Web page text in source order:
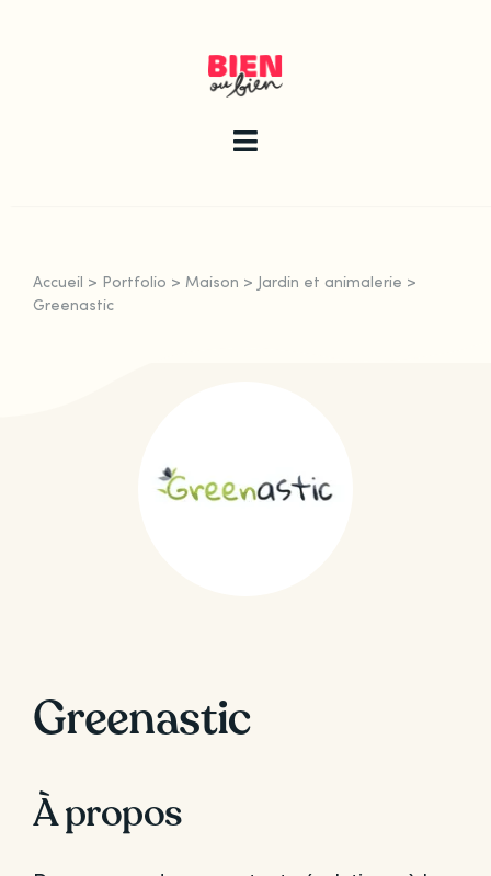
Toggle
Qui sommes-nous ?
Accueil > Portfolio > Maison > Jardin et animalerie >
Greenastic
Greenastic
À propos